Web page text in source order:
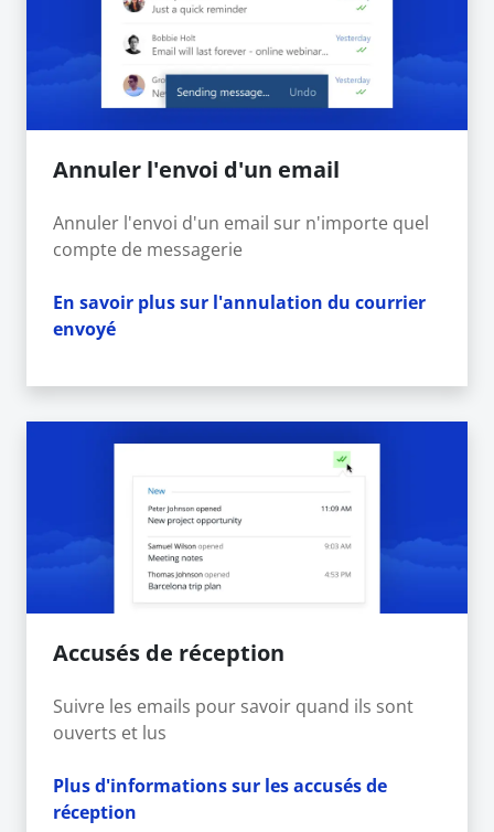
Annuler l'envoi d'un email
Annuler l'envoi d'un email sur n'importe quel
compte de messagerie
En savoir plus sur l'annulation du courrier
envoyé
Accusés de réception
Suivre les emails pour savoir quand ils sont
ouverts et lus
Plus d'informations sur les accusés de
réception